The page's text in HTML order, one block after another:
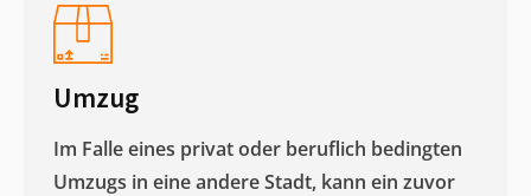
Umzug
Im Falle eines privat oder beruflich bedingten
Umzugs in eine andere Stadt, kann ein zuvor